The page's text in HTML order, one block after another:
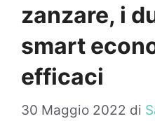
zanzare, i
smart
efficaci
30 Maggio 2022 di